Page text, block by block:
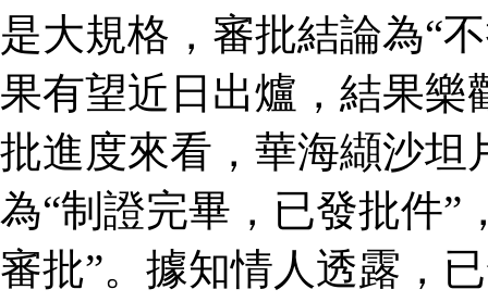
是大規格，審批結論為“
果有望近日出爐，結果樂
批進度來看，華海纈沙坦
為“制證完畢，已發批件”
審批”。據知情人透露，